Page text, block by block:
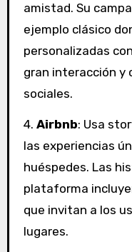
amistad. Su
ejemplo clásico
personalizadas
gran interacción y
sociales.
4. Airbnb: Usa
las experiencias
huéspedes. Las
plataforma
que invitan a los
lugares.